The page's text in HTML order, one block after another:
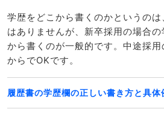
学歴をどこから書くのかというの
はありませんが、新卒採用の場合
から書くのが一般的です。中途採
からでOKです。
履歴書の学歴欄の正しい書き方と具体